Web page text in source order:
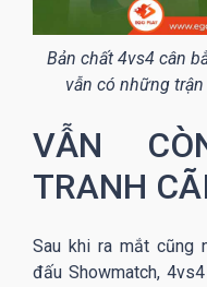
Bản chất 4vs4 cân
vẫn có những
VẪN
TRANH
Sau khi ra mắt cũng
đấu Showmatch,